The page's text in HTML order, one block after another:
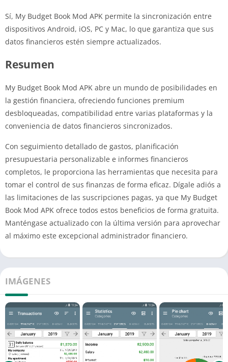
Sí, My Budget Book Mod APK permite la sincronización entre
dispositivos Android, iOS, PC y Mac, lo que garantiza que sus
datos financieros estén siempre actualizados.
Resumen
My Budget Book Mod APK abre un mundo de posibilidades en
la gestión financiera, ofreciendo funciones premium
desbloqueadas, compatibilidad entre varias plataformas y la
conveniencia de datos financieros sincronizados.
Con seguimiento detallado de gastos, planificación
presupuestaria personalizable e informes financieros
completos, le proporciona las herramientas que necesita para
tomar el control de sus finanzas de forma eficaz. Dígale adiós a
las limitaciones de las suscripciones pagas, ya que My Budget
Book Mod APK ofrece todos estos beneficios de forma gratuita.
Manténgase actualizado con la última versión para aprovechar
al máximo este excepcional administrador financiero.
IMÁGENES